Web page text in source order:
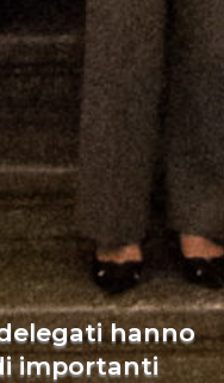
hanno
importanti